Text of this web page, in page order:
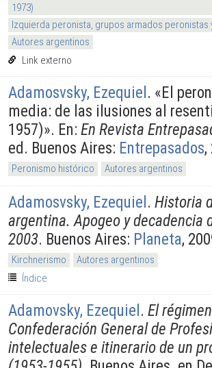
1973)
Izquierda peronista, grupos armados
Autores argentinos
Link externo
Adamosvsky, Ezequiel. «El
media: de las ilusiones al
1957)». En: En Revista
ed. Buenos Aires: Entrepasados,
Peronismo histórico Autores argentinos
Adamosvsky, Ezequiel. Historia
argentina. Apogeo y decadencia
2003. Buenos Aires: Planeta,
Kirchnerismo
Autores argentinos
Índice
Adamovsky, Ezequiel. El
Confederación General de
intelectuales e itinerario de un